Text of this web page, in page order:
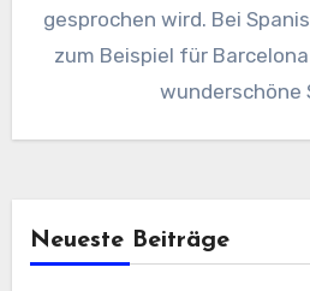
gesprochen wird. Bei
zum Beispiel für
wunderschöne
Neueste Beiträge